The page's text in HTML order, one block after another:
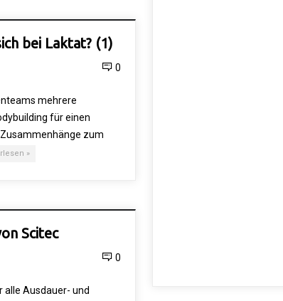
bei Laktat? (1)
0
mehrere
für einen
zum
»
Scitec
0
Ausdauer- und